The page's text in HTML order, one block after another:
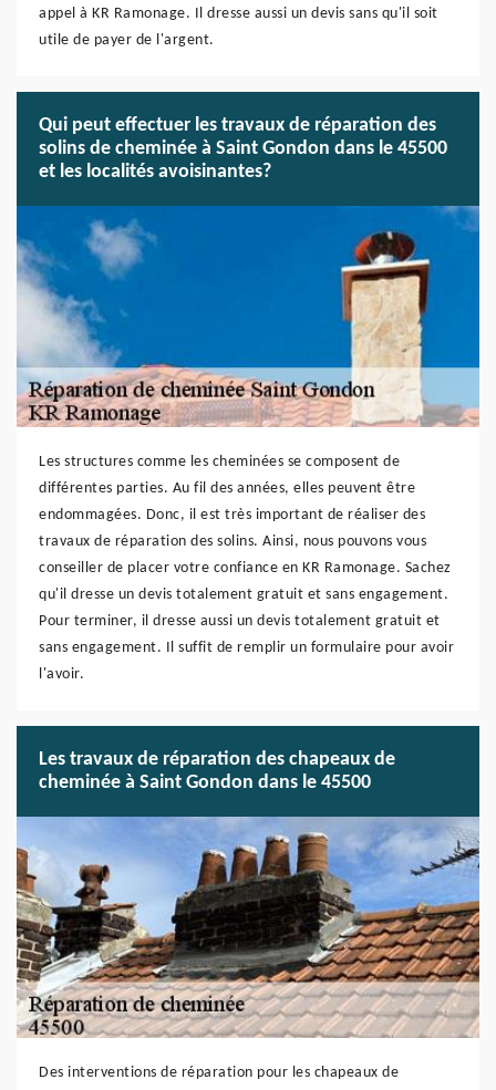
appel à KR Ramonage. Il dresse aussi un devis sans qu'il soit
utile de payer de l'argent.
Qui peut effectuer les travaux de réparation des
solins de cheminée à Saint Gondon dans le 45500
et les localités avoisinantes?
Les structures comme les cheminées se composent de
différentes parties. Au fil des années, elles peuvent être
endommagées. Donc, il est très important de réaliser des
travaux de réparation des solins. Ainsi, nous pouvons vous
conseiller de placer votre confiance en KR Ramonage. Sachez
qu'il dresse un devis totalement gratuit et sans engagement.
Pour terminer, il dresse aussi un devis totalement gratuit et
sans engagement. Il suffit de remplir un formulaire pour avoir
l'avoir.
Les travaux de réparation des chapeaux de
cheminée à Saint Gondon dans le 45500
Des interventions de réparation pour les chapeaux de